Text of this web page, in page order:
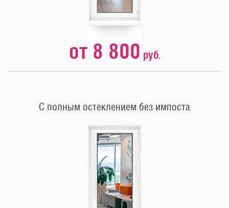
от 8 800 руб.
С полным остеклением без импоста